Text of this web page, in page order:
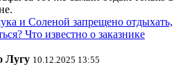
и Соленой запрещено отдыхать,
Что известно о заказнике
Лугу 10.12.2025 13:55